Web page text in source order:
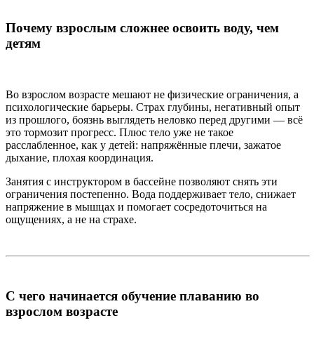
Почему взрослым сложнее освоить воду, чем
детям
Во взрослом возрасте мешают не физические ограничения, а
психологические барьеры. Страх глубины, негативный опыт
из прошлого, боязнь выглядеть неловко перед другими — всё
это тормозит прогресс. Плюс тело уже не такое
расслабленное, как у детей: напряжённые плечи, зажатое
дыхание, плохая координация.
Занятия с инструктором в бассейне позволяют снять эти
ограничения постепенно. Вода поддерживает тело, снижает
напряжение в мышцах и помогает сосредоточиться на
ощущениях, а не на страхе.
С чего начинается обучение плаванию во
взрослом возрасте